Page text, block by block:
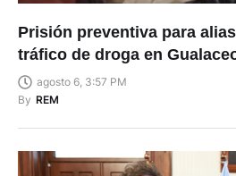
Prisión preventiva para alias
tráfico de droga en
agosto 6, 3:57 PM
By REM